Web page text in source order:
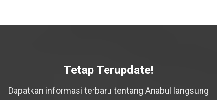
Tetap Terupdate!
Dapatkan informasi terbaru tentang Anabul langsung